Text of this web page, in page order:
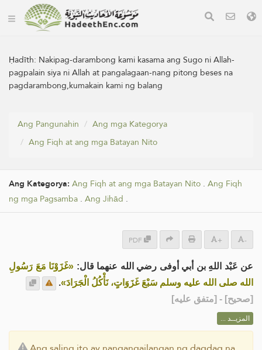
Ḥadīth: Nakipag-darambong kami kasama ang Sugo ni Allah-
pagpalain siya ni Allah at pangalagaan-nang pitong beses na
pagdarambong,kumakain kami ng balang
Ang Pangunahin
Ang mga Kategorya
Ang Fiqh at ang mga Batayan Nito
Ang Kategorya: Ang Fiqh at ang mga Batayan Nito . Ang Fiqh
ng mga Pagsamba . Ang Jihād .
PDF + -
عن عَبْد اللهِ بن أبي أوفى رضي الله عنهما قال: «غَزَوْنَا مَعَ رَسُولِ
الله صلى الله عليه وسلم سَبْعَ غَزَوَاتٍ، نَأْكُلُ الْجَرَادَ».
[صحيح] - [متفق عليه]
المزيــد ...